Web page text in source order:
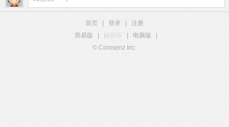
首页 登录
注册
简易版
触屏版 电脑版
© Comsenz Inc.